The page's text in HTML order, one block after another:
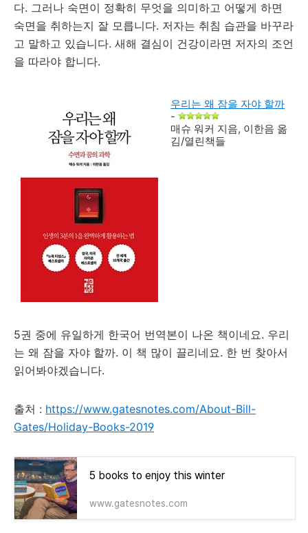
다. 그러나 숙면이 정확히 무엇을 의미하고 어떻게 하면
숙면을 취하는지 잘 모릅니다. 저자는 취침 습관을 바꾸라
고 말하고 있습니다. 새해 결심이 건강이라면 저자의 조언
을 따라야 합니다.
우리는 왜 잠을 자야 할까
-
매슈 워커 지음, 이한음 옮
김/열린책들
5권 중에 유일하게 한국어 번역본이 나온 책이네요. 우리
는 왜 잠을 자야 할까. 이 책 많이 끌리네요. 한 번 찾아서
읽어봐야겠습니다.
출처 : https://www.gatesnotes.com/About-Bill-
Gates/Holiday-Books-2019
5 books to enjoy this winter
www.gatesnotes.com